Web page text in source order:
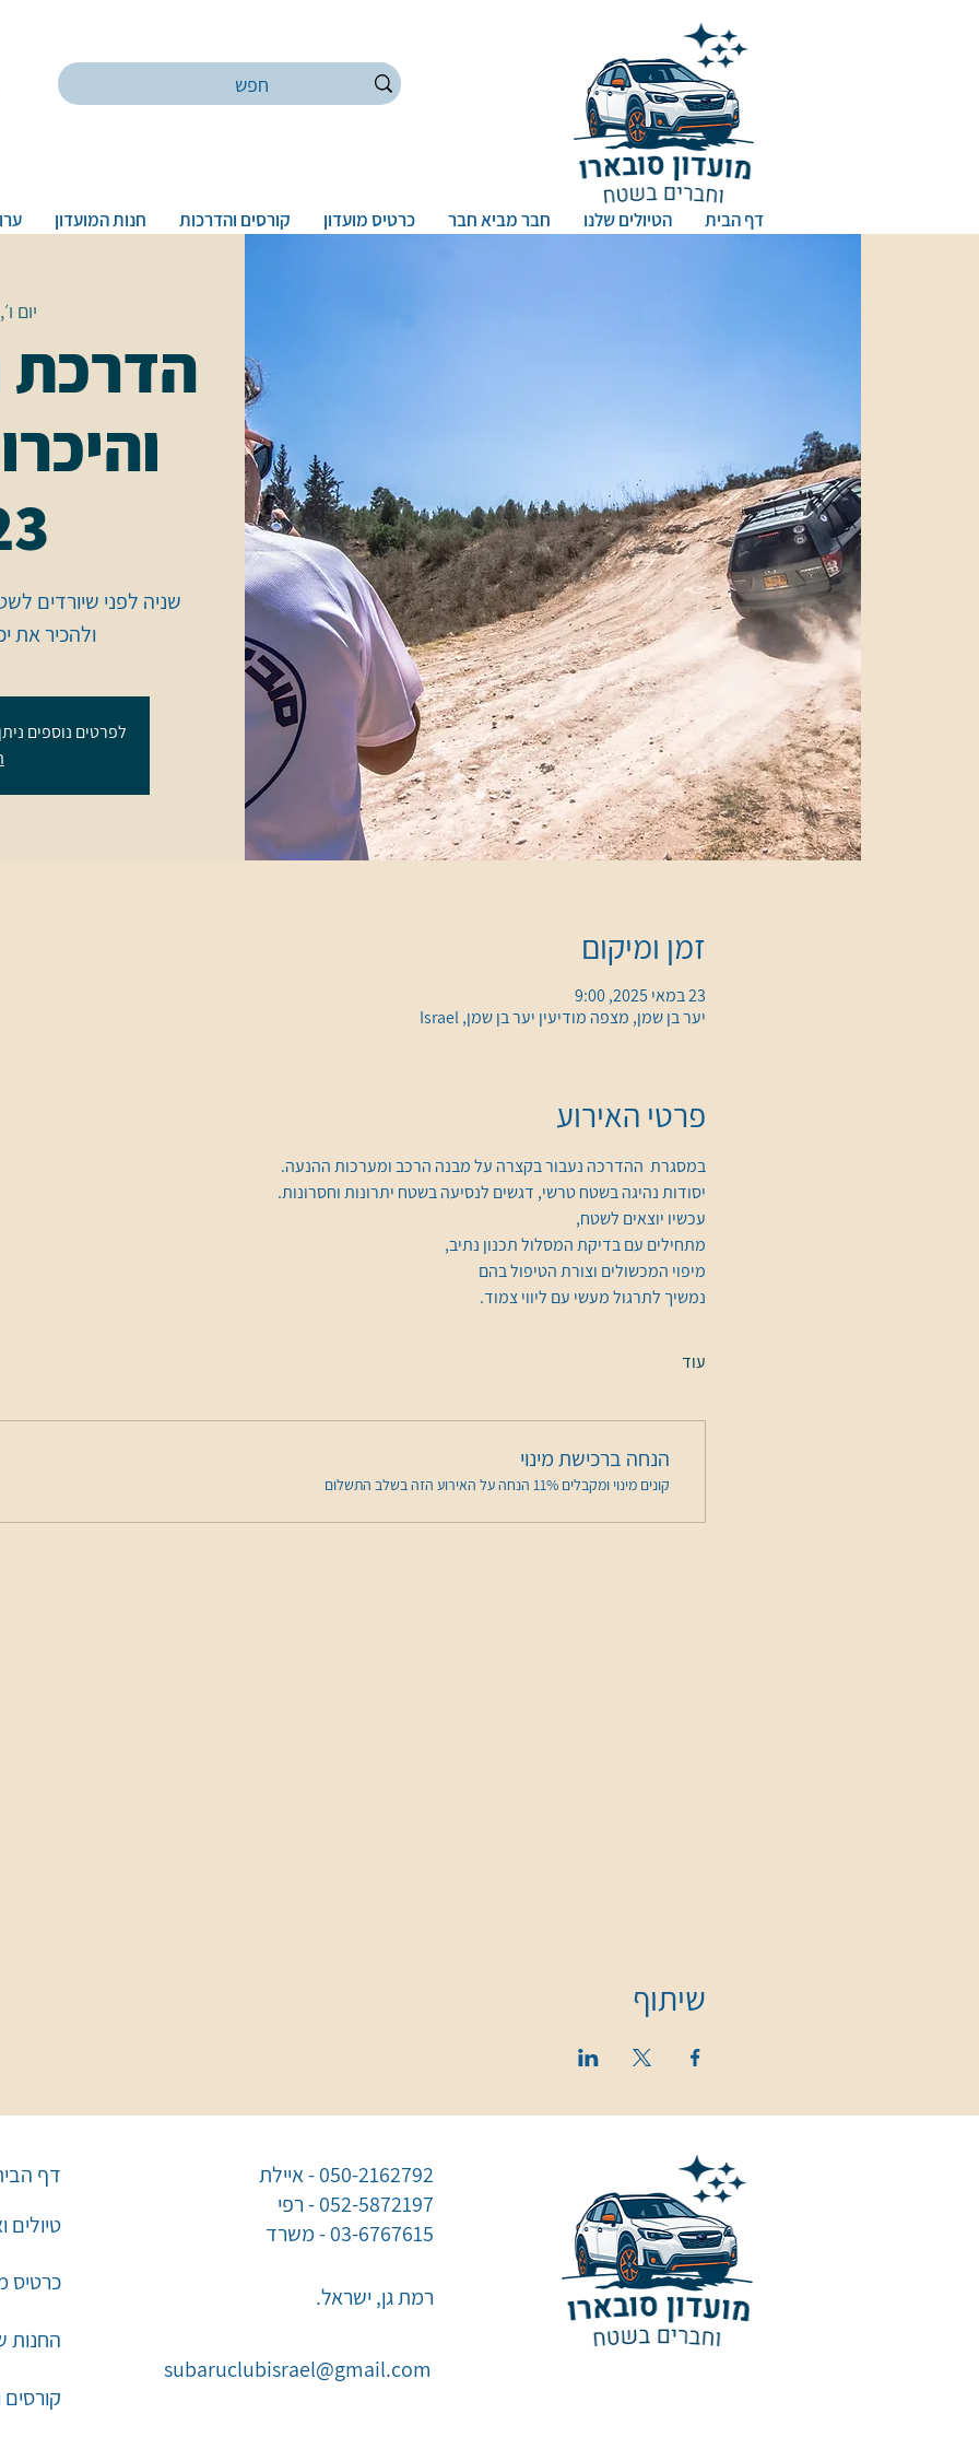
דף הבית הטיולים שלנו חבר מביא חבר כרטיס מועדון קורסים והדרכות חנות המועדון
יום ו׳, 23 במאי
הדרכת
23
שניה לפני שיורדים
ולהכיר את
לפרטים נוספים ניתן
זמן ומיקום
23 במאי 2025, 9:00
יער בן שמן, מצפה מודיעין יער בן שמן, Israel
פרטי האירוע
במסגרת  ההדרכה נעבור בקצרה על מבנה הרכב ומערכות ההנעה.
יסודות נהיגה בשטח טרשי, דגשים לנסיעה בשטח יתרונות וחסרונות.
עכשיו יוצאים לשטח,
מתחילים עם בדיקת המסלול תכנון נתיב,
מיפוי המכשולים וצורת הטיפול בהם
נמשיך לתרגול מעשי עם ליווי צמוד.
עוד
הנחה ברכישת מינוי
קונים מינוי ומקבלים 11% הנחה על האירוע הזה בשלב התשלום
שיתוף
דף
טיולים
כרטיס
החנות
050-2162792 - איילת
052-5872197 - רפי
03-6767615 - משרד
רמת גן, ישראל.
subaruclubisrael@gmail.com